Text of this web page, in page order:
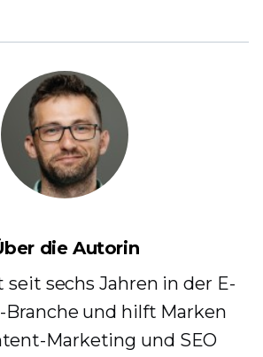
die Autorin
seit sechs Jahren in der E-
Branche und hilft Marken
Marketing und SEO